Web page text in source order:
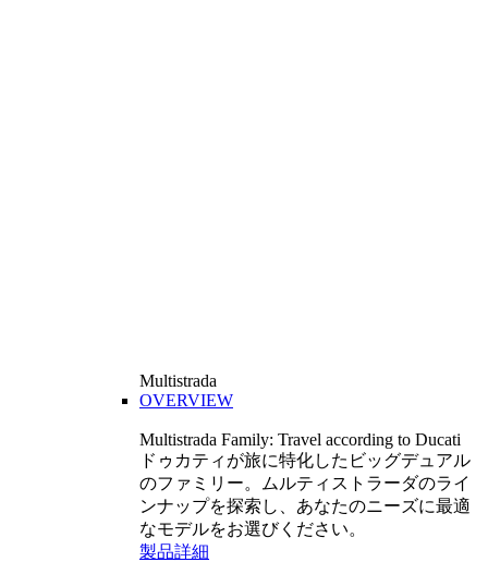
Multistrada
OVERVIEW
Multistrada Family: Travel according to Ducati
ドゥカティが旅に特化したビッグデュアル
のファミリー。ムルティストラーダのライ
ンナップを探索し、あなたのニーズに最適
なモデルをお選びください。
製品詳細